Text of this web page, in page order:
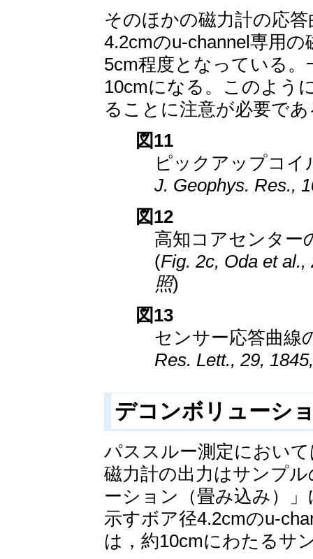
そのほかの磁力計の応
4.2cmのu-channel専用
5cm程度となっている
10cmになる。このよう
ることに注意が必要で
図11
ピックアップコイ
J. Geophys. Res.,
図12
高知コアセンター
(Fig. 2c, Oda et al.,
照)
図13
センサー応答曲線
Res. Lett., 29,
デコンボリューシ
パススルー測定におい
磁力計の出力はサンプ
ーション（畳み込み）
示すボア径4.2cmのu-
は，約10cmにわたるサ